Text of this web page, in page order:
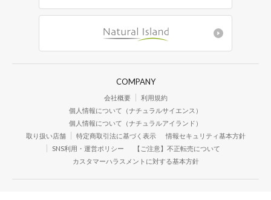
COMPANY
会社概要
利用規約
個人情報について（ナチュラルサイエンス）
個人情報について（ナチュラルアイランド）
取り扱い店舗
特定商取引法に基づく表示
情報セキュリティ基本方針
SNS利用・運営ポリシー
【ご注意】不正転売について
カスタマーハラスメントに対する基本方針